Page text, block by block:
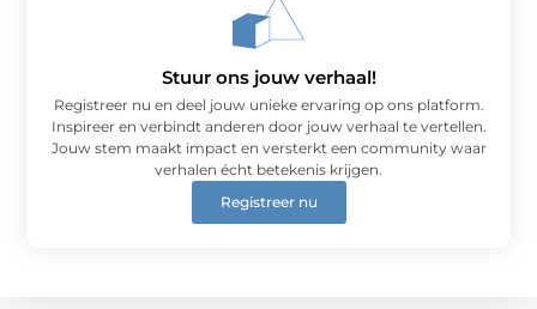
Stuur ons jouw verhaal!
Registreer nu en deel jouw unieke ervaring op ons platform.
Inspireer en verbindt anderen door jouw verhaal te vertellen.
Jouw stem maakt impact en versterkt een community waar
verhalen écht betekenis krijgen.
Registreer nu